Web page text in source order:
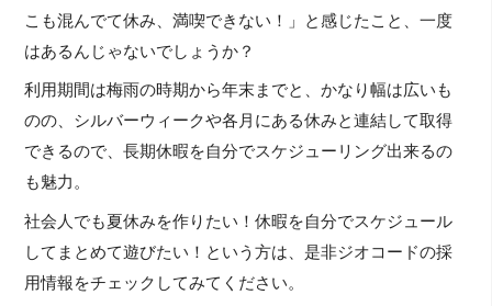
こも混んでて休み、満喫できない！」
と感じたこと、一度
はあるんじゃないでしょうか？
利用期間は梅雨の時期から年末までと、かなり幅は広いも
のの、 シルバーウィークや各月にある休みと連結して取得
できるので、長期休暇を自分でスケジューリング出来るの
も魅力。
社会人でも夏休みを作りたい！休暇を自分でスケジュール
してまとめて遊びたい！という方は、 是非ジオコードの採
用情報をチェックしてみてください。